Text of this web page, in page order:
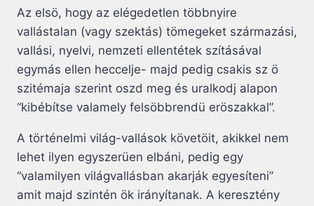
Az elsö, hogy az elégedetlen többnyire
vallástalan (vagy szektás) tömegeket származási,
vallási, nyelvi, nemzeti ellentétek szításával
egymás ellen heccelje- majd pedig csakis sz ö
szitémaja szerint oszd meg és uralkodj alapon
“kibébítse valamely felsöbbrendü eröszakkal”.
A történelmi világ-vallások követöit, akikkel nem
lehet ilyen egyszerüen elbáni, pedig egy
“valamilyen világvallásban akarják egyesíteni”
amit majd szintén ök irányítanak. A keresztény